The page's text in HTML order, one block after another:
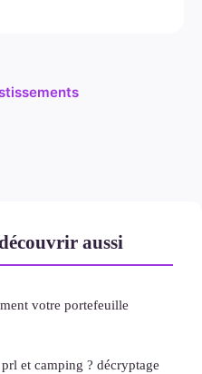
aussi
votre portefeuille
et camping ? décryptage